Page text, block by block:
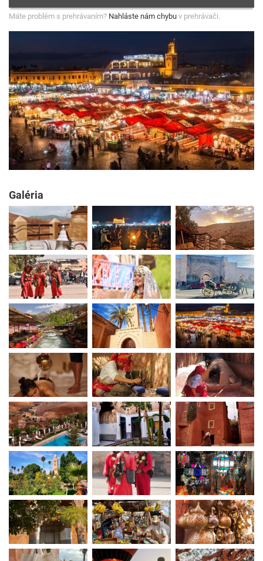
Máte problém s prehrávaním? Nahláste nám chybu v prehrávači.
Galéria